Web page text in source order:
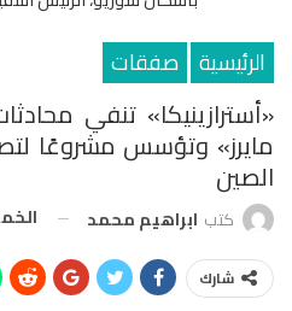
الرئيسية صفقات
«أسترازينيكا» تنفي
مايرز» وتؤسس مشروعًا
الصين
كتب ابراهيم محمد الخميس 6
شارك